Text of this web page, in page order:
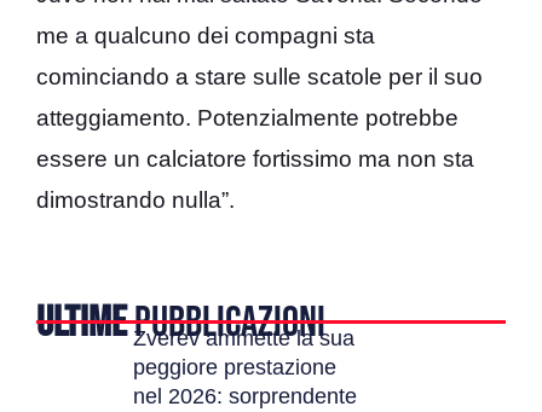
me a qualcuno dei compagni sta
cominciando a stare sulle scatole per il suo
atteggiamento. Potenzialmente potrebbe
essere un calciatore fortissimo ma non sta
dimostrando nulla”.
ULTIMEPUBBLICAZIONI
Zverev ammette la sua
peggiore prestazione
nel 2026: sorprendente